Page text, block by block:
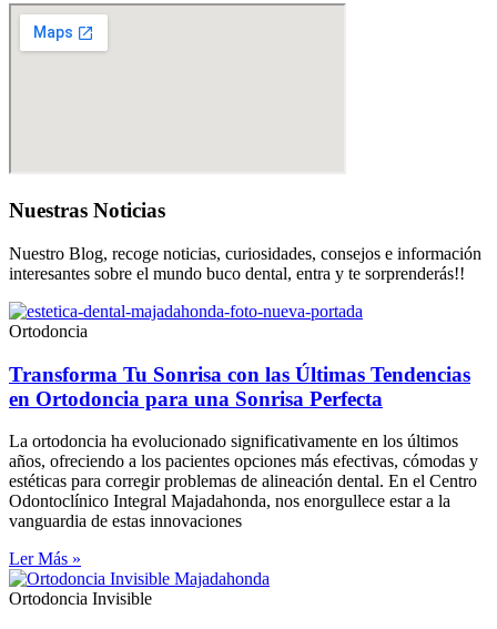
Nuestras Noticias
Nuestro Blog, recoge noticias, curiosidades, consejos e información
interesantes sobre el mundo buco dental, entra y te sorprenderás!!
Ortodoncia
Transforma Tu Sonrisa con las Últimas Tendencias
en Ortodoncia para una Sonrisa Perfecta
La ortodoncia ha evolucionado significativamente en los últimos
años, ofreciendo a los pacientes opciones más efectivas, cómodas y
estéticas para corregir problemas de alineación dental. En el Centro
Odontoclínico Integral Majadahonda, nos enorgullece estar a la
vanguardia de estas innovaciones
Ler Más »
Ortodoncia Invisible